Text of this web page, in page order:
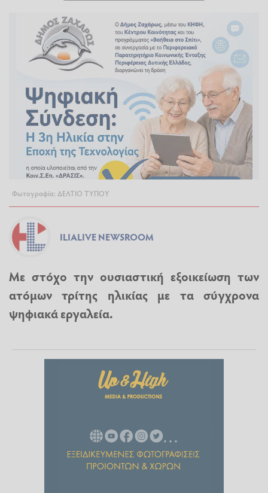
Φωτογραφία: ΔΕΛΤΙΟ ΤΥΠΟΥ
ILIALIVE NEWSROOM
Με στόχο την ουσιαστική εξοικείωση των
ατόμων τρίτης ηλικίας με τα σύγχρονα
ψηφιακά εργαλεία.